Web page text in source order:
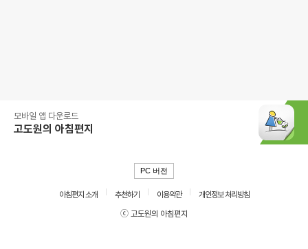
모바일 앱 다운로드
고도원의 아침편지
PC 버전
아침편지 소개 추천하기 이용약관
개인정보 처리방침
ⓒ 고도원의 아침편지